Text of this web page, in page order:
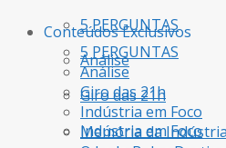
5 PERGUNTAS
Análise
Giro das 21h
Indústria em Foco
Conteúdos Exclusivos
5 PERGUNTAS
Análise
Giro das 21h
Indústria em Foco
Memória da Indústria